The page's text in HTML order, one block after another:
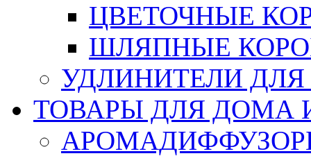
ЦВЕТОЧНЫЕ
ШЛЯПНЫЕ
УДЛИНИТЕЛИ
ТОВАРЫ ДЛЯ ДОМА